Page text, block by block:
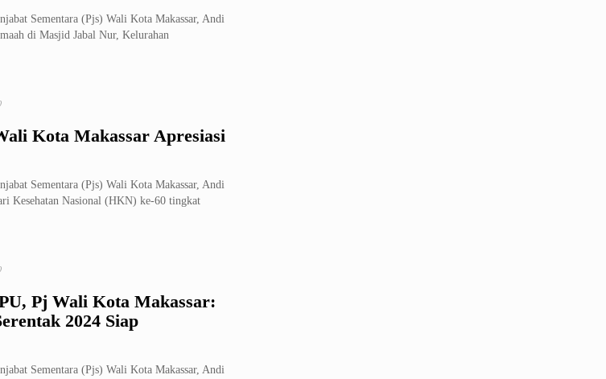
Sementara (Pjs) Wali Kota Makassar, Andi
di Masjid Jabal Nur, Kelurahan
Kota Makassar Apresiasi
Sementara (Pjs) Wali Kota Makassar, Andi
Kesehatan Nasional (HKN) ke-60 tingkat
Pj Wali Kota Makassar:
2024 Siap
Sementara (Pjs) Wali Kota Makassar, Andi